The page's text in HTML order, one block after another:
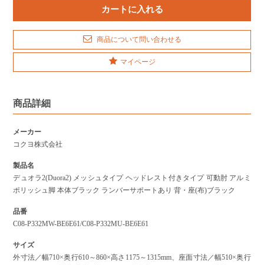
商品について問い合わせる
マイページ
商品詳細
メーカー
コクヨ株式会社
製品名
デュオラ2(Duora2) メッシュタイプ ヘッドレスト付きタイプ 可動肘 アルミ
ポリッシュ脚 本体ブラック ランバーサポートあり 背・座(布)ブラック
品番
C08-P332MW-BE6E61/C08-P332MU-BE6E61
サイズ
外寸法／幅710×奥行610～860×高さ1175～1315mm、座面寸法／幅510×奥行